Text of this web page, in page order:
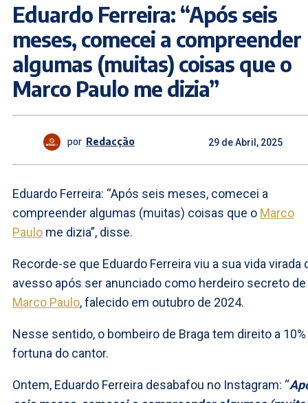
Eduardo Ferreira: “Após seis
meses, comecei a compreender
algumas (muitas) coisas que o
Marco Paulo me dizia”
por Redacção 29 de Abril, 2025
Eduardo Ferreira: “Após seis meses, comecei a
compreender algumas (muitas) coisas que o Marco
Paulo me dizia”, disse.
Recorde-se que Eduardo Ferreira viu a sua vida virada
avesso após ser anunciado como herdeiro secreto de
Marco Paulo, falecido em outubro de 2024.
Nesse sentido, o bombeiro de Braga tem direito a 10%
fortuna do cantor.
Ontem, Eduardo Ferreira desabafou no Instagram: “